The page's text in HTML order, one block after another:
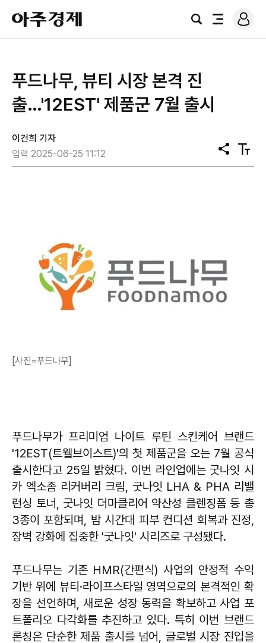
아
주
경
검
전
로
그
푸드나무, 뷰티 시장 본격 진
출…'12EST' 제품군 7월 출시
이건희 기자
입력 2025-06-25 11:12
공
유
텍
스
[사진=푸드나무]
푸드나무가 프리미엄 나이트 루틴 스킨케어 브랜드
'12EST(트웰브이스트)'의 첫 제품군을 오는 7월 공식
출시한다고 25일 밝혔다. 이번 라인업에는 굿나잇 시
카 엑소좀 리커버리 크림, 굿나잇 LHA & PHA 리밸
런싱 토너, 굿나잇 더마클리어 약산성 클렌징폼 등 총
3종이 포함되며, 밤 시간대 피부 컨디션 회복과 진정,
장벽 강화에 집중한 '굿나잇' 시리즈로 구성됐다.
푸드나무는 기존 HMR(간편식) 사업의 안정적 수익
기반 위에 뷰티·라이프스타일 영역으로의 본격적인 확
장을 선언하며, 새로운 성장 동력을 확보하고 사업 포
트폴리오 다각화를 추진하고 있다. 특히 이번 브랜드
론칭은 단순한 제품 출시를 넘어, 글로벌 시장 진입을